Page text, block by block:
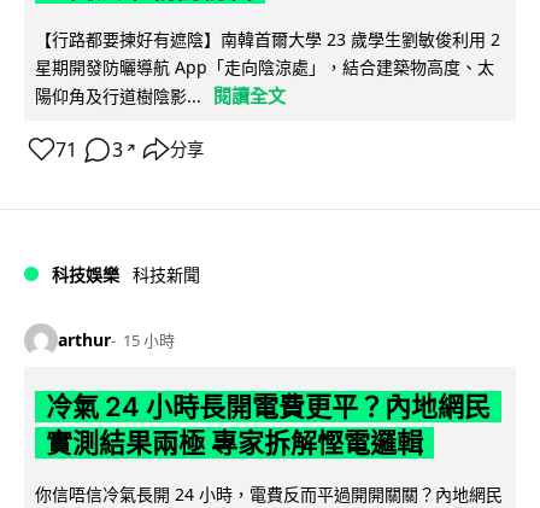
【行路都要揀好有遮陰】南韓首爾大學 23 歲學生劉敏俊利用 2
星期開發防曬導航 App「走向陰涼處」，結合建築物高度、太
陽仰角及行道樹陰影...
閱讀全文
71 3 ↗ 分享
科技娛樂 科技新聞
arthur 15 小時
冷氣 24 小時長開電費更平？內地網民
實測結果兩極 專家拆解慳電邏輯
你信唔信冷氣長開 24 小時，電費反而平過開開關關？內地網民